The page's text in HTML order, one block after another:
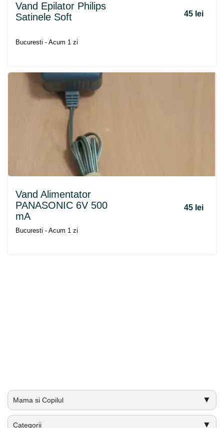
Vand Epilator Philips
Satinele Soft
45 lei
Bucuresti - Acum 1 zi
Vand Alimentator
PANASONIC 6V 500
mA
45 lei
Bucuresti - Acum 1 zi
Mama si Copilul ▼
Categorii ▼